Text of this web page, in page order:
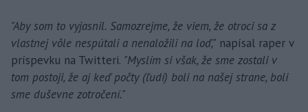
"Aby som to vyjasnil. Samozrejme, že viem, že otroci sa z
vlastnej vôle nespútali a nenaložili na loď," napísal raper v
príspevku na Twitteri. "Myslím si však, že sme zostali v
tom postoji, že aj keď počty (ľudí) boli na našej strane, boli
sme duševne zotročení."